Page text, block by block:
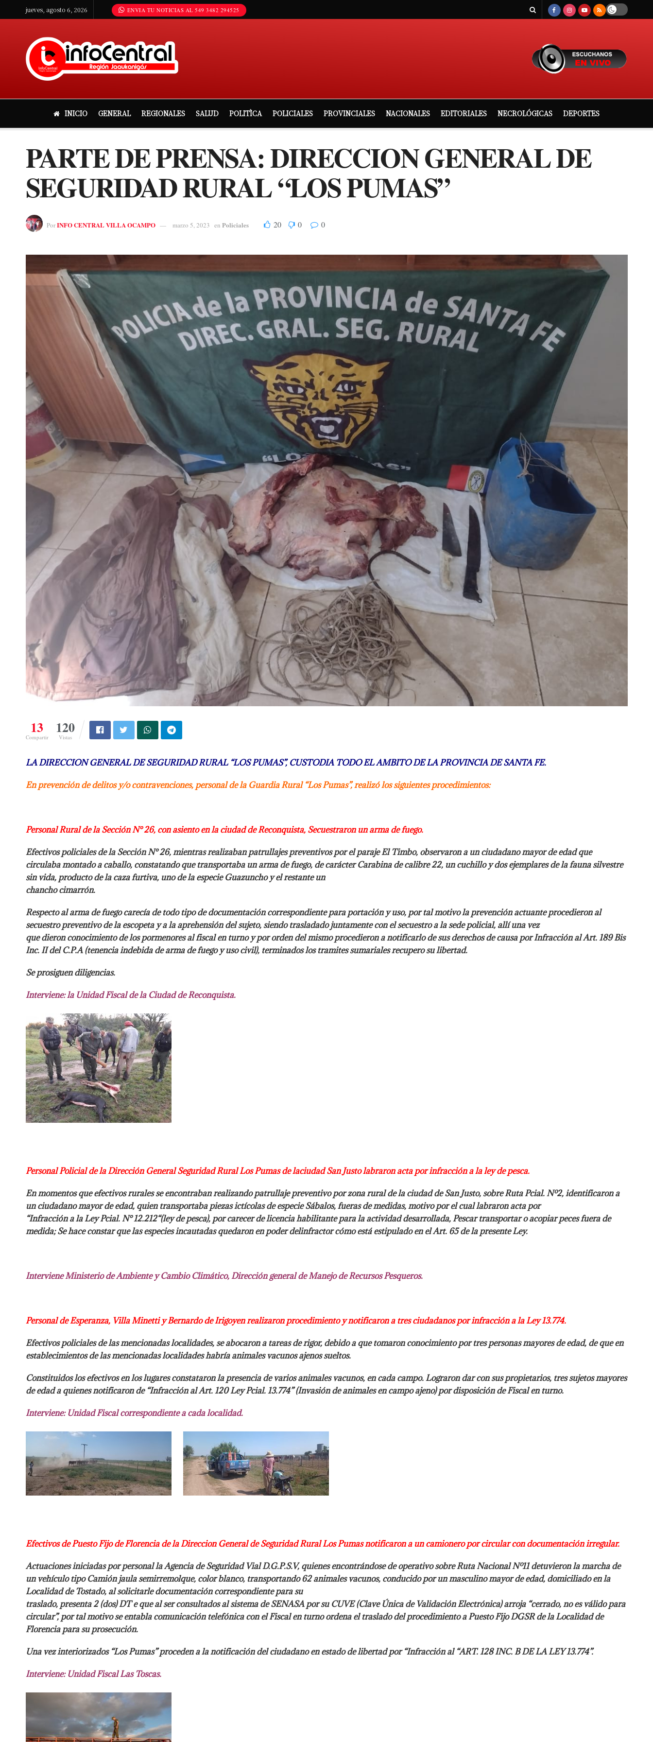
jueves, agosto 6, 2026 ENVIA TU NOTICIAS AL 549 3482 294525
INICIO GENERAL REGIONALES SALUD POLITÌCA POLICIALES PROVINCIALES NACIONALES EDITORIALES NECROLÓGICAS DEPORTES
PARTE DE PRENSA: DIRECCION GENERAL DE
SEGURIDAD RURAL “LOS PUMAS”
PorINFO CENTRAL VILLA OCAMPO marzo 5, 2023 en Policiales 20 0 0
13
Compartir
120
Vistas
LA DIRECCION GENERAL DE SEGURIDAD RURAL “LOS PUMAS”, CUSTODIA TODO ELAMBITO DE LA PROVINCIA DE SANTA FE.
En prevención de delitos y/o contravenciones, personal de la Guardia Rural “LosPumas”, realizó los siguientes procedimientos:
Personal Rural de la Sección N° 26, con asiento en la ciudad de Reconquista, Secuestraron un arma de fuego.
Efectivos policiales de la Sección N° 26, mientras realizaban patrullajespreventivos por el paraje El Timbo, observaron a un ciudadano mayor de edad que
circulaba montado a caballo, constatando que transportaba un arma de fuego, decarácter Carabina de calibre 22, un cuchillo y dos ejemplares de la fauna silvestre
sin vida, producto de la caza furtiva, uno de la especie Guazuncho y el restante un
chancho cimarrón.
Respecto al arma de fuego carecía de todo tipo dedocumentación correspondiente para portación y uso, por tal motivo la prevenciónactuante procedieron al
secuestro preventivo de la escopeta y a la aprehensión delsujeto, siendo trasladado juntamente con el secuestro a la sede policial, allí una vez
que dieron conocimiento de los pormenores al fiscal en turno y por orden delmismo procedieron a notificarlo de sus derechos de causa por Infracción al Art.189 Bis
Inc. II del C.P.A (tenencia indebida de arma de fuego y uso civil), terminados los tramites sumariales recupero su libertad.
Se prosiguen diligencias.
Interviene: la Unidad Fiscal de la Ciudad de Reconquista.
Personal Policial de la Dirección General Seguridad Rural Los Pumas de laciudad San Justo labraron acta por infracción a la ley de pesca.
En momentos que efectivos rurales se encontraban realizando patrullajepreventivo por zona rural de la ciudad de San Justo, sobre Ruta Pcial. Nº2,identificaron a
un ciudadano mayor de edad, quien transportaba piezas ictícolas deespecie Sábalos, fueras de medidas, motivo por el cual labraron acta por
“Infracción a la Ley Pcial. N° 12.212“(ley de pesca), por carecer de licenciahabilitante para la actividad desarrollada, Pescar transportar o acopiar peces fuerade
medida; Se hace constar que las especies incautadas quedaron en poder delinfractor cómo está estipulado en el Art. 65 de la presente Ley.
Interviene Ministerio de Ambiente y Cambio Climático, Dirección general deManejo de Recursos Pesqueros.
Personal de Esperanza, Villa Minetti y Bernardo de Irigoyen realizaronprocedimiento y notificaron a tres ciudadanos por infracción a la Ley13.774.
Efectivos policiales de las mencionadas localidades, se abocaron a tareas de rigor, debido a que tomaron conocimiento por tres personas mayores de edad, de que en
establecimientos de las mencionadas localidades habría animales vacunos ajenossueltos.
Constituidos los efectivos en los lugares constataron la presencia de variosanimales vacunos, en cada campo. Lograron dar con sus propietarios, tres sujetosmayores
de edad a quienes notificaron de “Infracción al Art. 120 Ley Pcial.13.774” (Invasión de animales en campo ajeno) por disposición de Fiscal en turno.
Interviene: Unidad Fiscal correspondiente a cada localidad.
Efectivos de Puesto Fijo de Florencia de la Direccion General de SeguridadRural Los Pumas notificaron a un camionero por circular con documentaciónirregular.
Actuaciones iniciadas por personal la Agencia de Seguridad Vial D.G.P.S.V, quienesencontrándose de operativo sobre Ruta Nacional Nº11 detuvieron la marcha de
un vehículo tipo Camión jaula semirremolque, color blanco, transportando 62animales vacunos, conducido por un masculino mayor de edad, domiciliado en la
Localidad de Tostado, al solicitarle documentación correspondiente para su
traslado, presenta 2 (dos) DT e que al ser consultados al sistema de SENASA porsu CUVE (Clave Única de Validación Electrónica) arroja “cerrado, no es válido para
circular”, por tal motivo se entabla comunicación telefónica con el Fiscal en turnoordena el traslado del procedimiento a Puesto Fijo DGSR de la Localidad de
Florencia para su prosecución.
Una vez interiorizados “Los Pumas” proceden a lanotificación del ciudadano en estado de libertad por “Infracción al “ART. 128 INC.B DE LA LEY 13.774”.
Interviene: Unidad Fiscal Las Toscas.